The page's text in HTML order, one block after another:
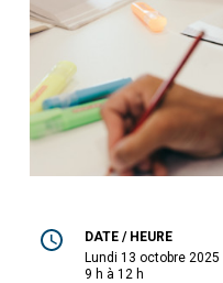
DATE / HEURE
lundi 13 octobre 2025
9 h à 12 h